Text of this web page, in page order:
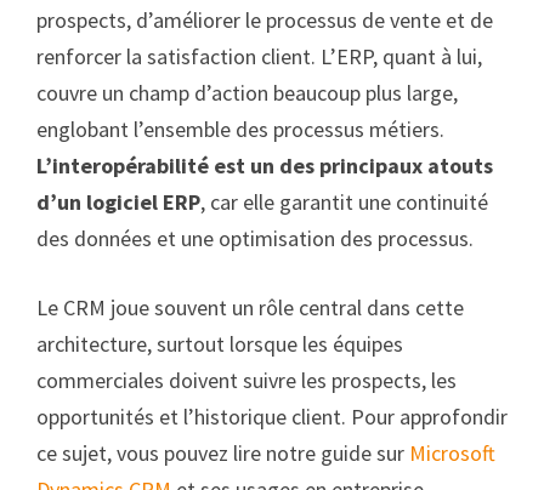
prospects, d’améliorer le processus de vente et de
renforcer la satisfaction client. L’ERP, quant à lui,
couvre un champ d’action beaucoup plus large,
englobant l’ensemble des processus métiers.
L’interopérabilité est un des principaux atouts
d’un logiciel ERP, car elle garantit une continuité
des données et une optimisation des processus.
Le CRM joue souvent un rôle central dans cette
architecture, surtout lorsque les équipes
commerciales doivent suivre les prospects, les
opportunités et l’historique client. Pour approfondir
ce sujet, vous pouvez lire notre guide sur Microsoft